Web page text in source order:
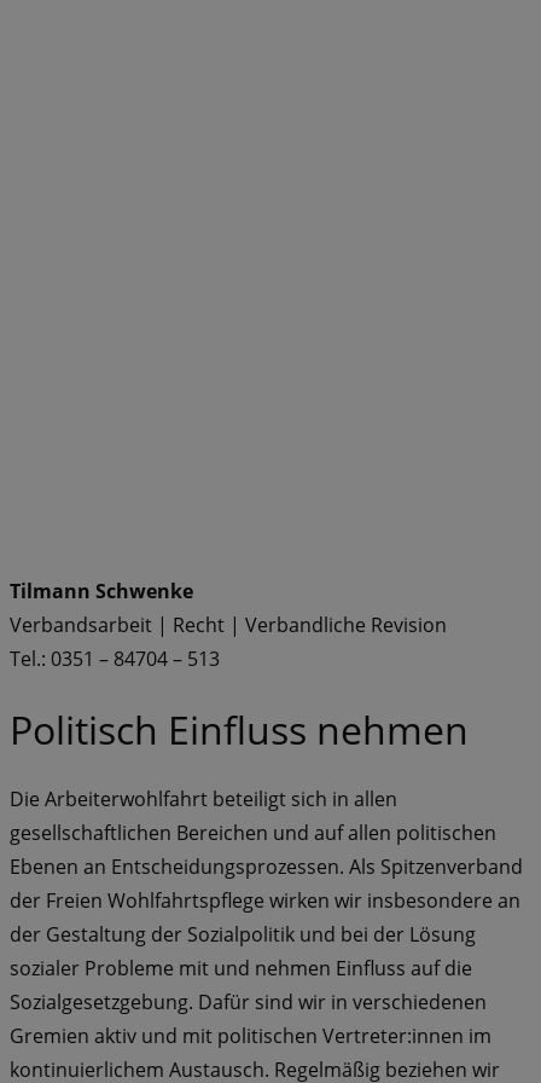
Tilmann Schwenke
Verbandsarbeit | Recht | Verbandliche Revision
Tel.: 0351 – 84704 – 513
Politisch Einfluss nehmen
Die Arbeiterwohlfahrt beteiligt sich in allen
gesellschaftlichen Bereichen und auf allen politischen
Ebenen an Entscheidungsprozessen. Als Spitzenverband
der Freien Wohlfahrtspflege wirken wir insbesondere an
der Gestaltung der Sozialpolitik und bei der Lösung
sozialer Probleme mit und nehmen Einfluss auf die
Sozialgesetzgebung. Dafür sind wir in verschiedenen
Gremien aktiv und mit politischen Vertreter:innen im
kontinuierlichem Austausch. Regelmäßig beziehen wir